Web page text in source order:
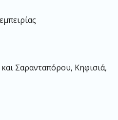
Σαρανταπόρου, Κηφισιά,